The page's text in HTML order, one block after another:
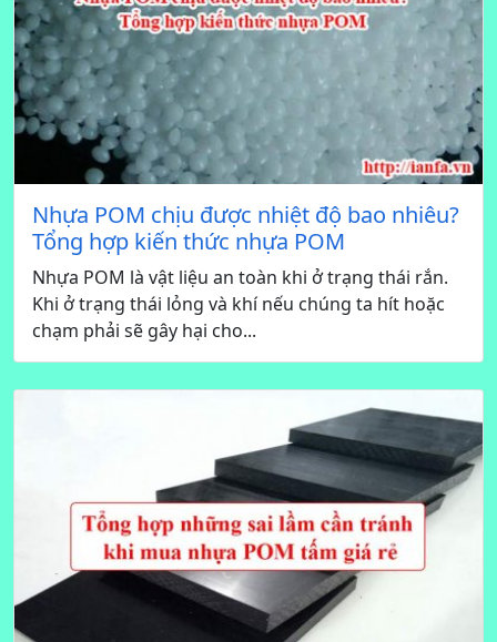
Nhựa POM chịu được nhiệt độ bao nhiêu?
Tổng hợp kiến thức nhựa POM
Nhựa POM là vật liệu an toàn khi ở trạng thái rắn.
Khi ở trạng thái lỏng và khí nếu chúng ta hít hoặc
chạm phải sẽ gây hại cho...